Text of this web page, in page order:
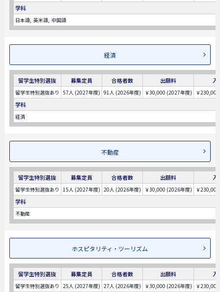
学科
日本語 英米語 中国語
経済
留学生特別選抜 募集定員 合格者数 出願料 入
留学生特別選抜あり 57人 (2027年度) 91人 (2026年度) ￥30,000 (2027年度) ￥
学科
経済
不動産
留学生特別選抜 募集定員 合格者数 出願料 入
留学生特別選抜あり 15人 (2027年度) 20人 (2026年度) ￥30,000 (2026年度) ￥
学科
不動産
ホスピタリティ・ツーリズム
留学生特別選抜 募集定員 合格者数 出願料 入
留学生特別選抜あり 25人 (2027年度) 27人 (2026年度) ￥30,000 (2026年度) ￥